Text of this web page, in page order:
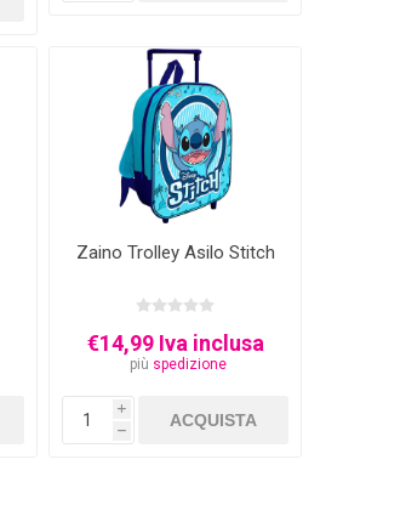
Zaino Trolley Asilo Stitch
€14,99 Iva inclusa
più spedizione
i
h